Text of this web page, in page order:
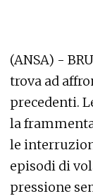
(ANSA) -
trova ad
precedenti.
la
le
episodi di
pressione